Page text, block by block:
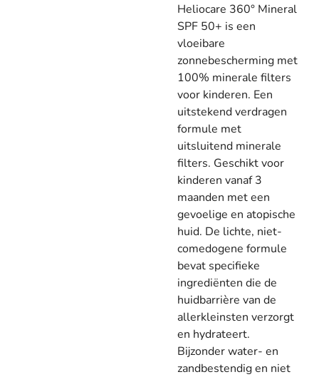
Heliocare 360° Mineral
SPF 50+ is een
vloeibare
zonnebescherming met
100% minerale filters
voor kinderen. Een
uitstekend verdragen
formule met
uitsluitend minerale
filters. Geschikt voor
kinderen vanaf 3
maanden met een
gevoelige en atopische
huid. De lichte, niet-
comedogene formule
bevat specifieke
ingrediënten die de
huidbarrière van de
allerkleinsten verzorgt
en hydrateert.
Bijzonder water- en
zandbestendig en niet